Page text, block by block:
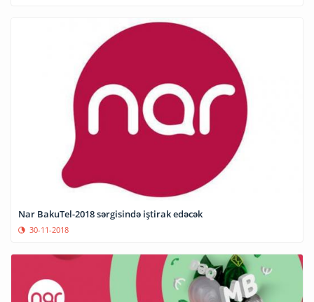
Nar BakuTel-2018 sərgisində iştirak edəcək
30-11-2018